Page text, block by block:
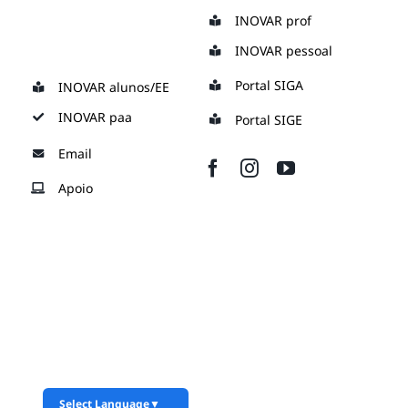
content
INOVAR prof
INOVAR pessoal
INOVAR alunos/EE
INOVAR paa
Portal SIGA
Portal SIGE
Email
Apoio
Select Language▼